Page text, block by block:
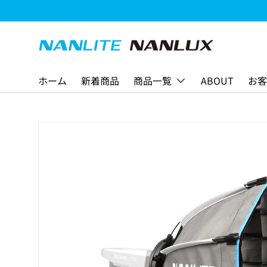
コンテンツへスキップ
ホーム 新着商品 商品一覧 ABOUT お